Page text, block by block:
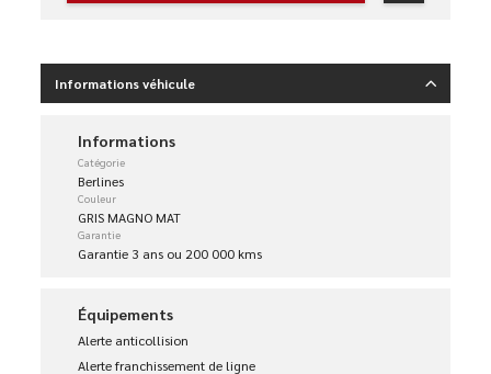
Informations véhicule
Informations
Catégorie
Berlines
Couleur
GRIS MAGNO MAT
Garantie
Garantie 3 ans ou 200 000 kms
Équipements
Alerte anticollision
Alerte franchissement de ligne